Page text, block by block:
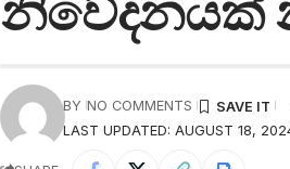
LAST UPDATED: AUGUST 18,
BY NO COMMENTS